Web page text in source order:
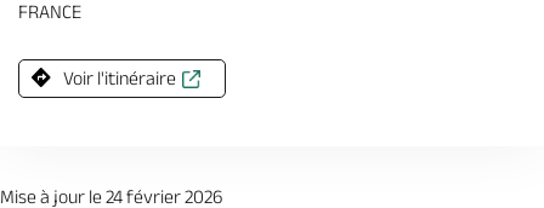
FRANCE
Voir l'itinéraire
Mise à jour le 24 février 2026